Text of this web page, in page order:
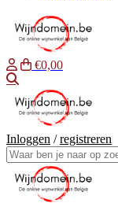
€0,00
Inloggen /registreren